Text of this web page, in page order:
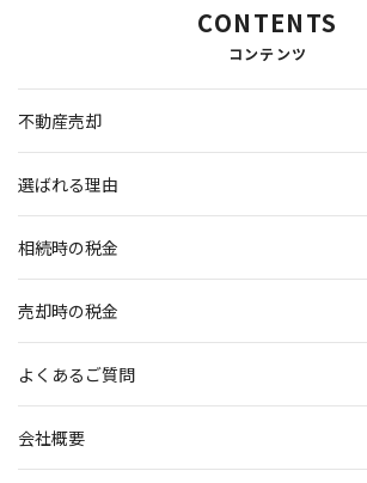
CONTENTS
コンテンツ
不動産売却
選ばれる理由
相続時の税金
売却時の税金
よくあるご質問
会社概要